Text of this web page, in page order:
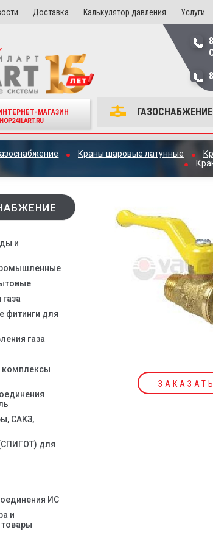
Доставка Калькулятор давления Услуги
МАГАЗИН ГАЗОСНАБЖЕНИЕ
Краны шаровые латунные
и
фитинги для
газа
комплексы
САКЗ,
для
ИС
и
ЗАКАЗАТЬ